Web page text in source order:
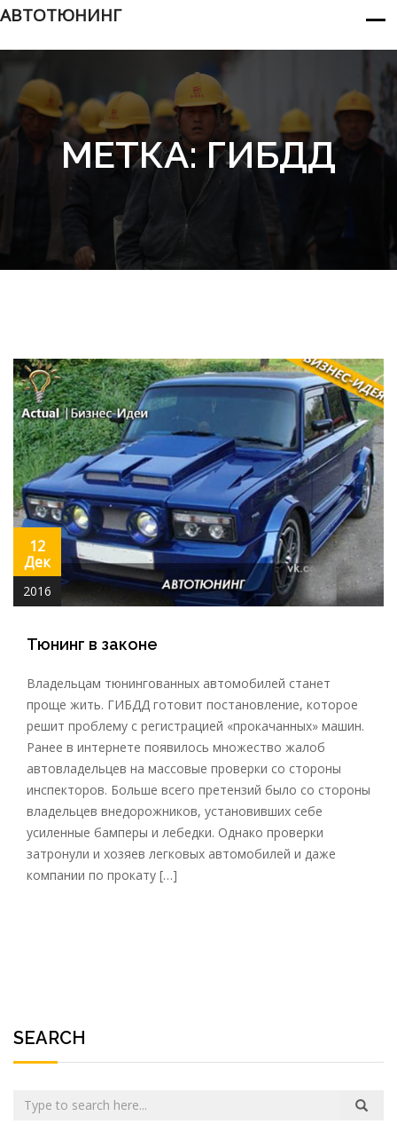
АВТОТЮНИНГ
МЕТКА:ГИБДД
12
Дек
2016
Тюнинг в законе
Владельцам тюнингованных автомобилей станет
проще жить. ГИБДД готовит постановление, которое
решит проблему с регистрацией «прокачанных» машин.
Ранее в интернете появилось множество жалоб
автовладельцев на массовые проверки со стороны
инспекторов. Больше всего претензий было со стороны
владельцев внедорожников, установивших себе
усиленные бамперы и лебедки. Однако проверки
затронули и хозяев легковых автомобилей и даже
компании по прокату […]
SEARCH